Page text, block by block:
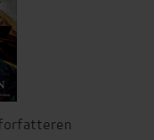
forfatteren